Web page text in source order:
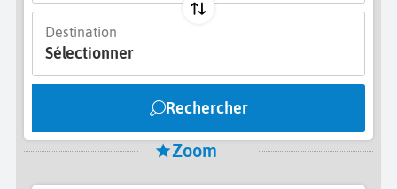
Destination
Sélectionner
Rechercher
Zoom